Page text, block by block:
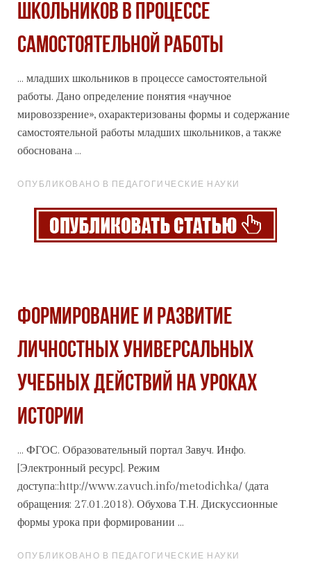
ШКОЛЬНИКОВ В ПРОЦЕССЕ
САМОСТОЯТЕЛЬНОЙ РАБОТЫ
... младших школьников в процессе самостоятельной
работы. Дано определение понятия «научное
мировоззрение», охарактеризованы формы и содержание
самостоятельной работы младших школьников, а также
обоснована ...
ОПУБЛИКОВАНО В ПЕДАГОГИЧЕСКИЕ НАУКИ
ФОРМИРОВАНИЕ И РАЗВИТИЕ
ЛИЧНОСТНЫХ УНИВЕРСАЛЬНЫХ
УЧЕБНЫХ ДЕЙСТВИЙ НА УРОКАХ
ИСТОРИИ
... ФГОС. Образовательный портал Завуч. Инфо.
[Электронный ресурс]. Режим
доступа::http://www.zavuch.info/metodichka/ (дата
обращения: 27.01.2018). Обухова Т.Н. Дискуссионные
формы урока при формировании ...
ОПУБЛИКОВАНО В ПЕДАГОГИЧЕСКИЕ НАУКИ